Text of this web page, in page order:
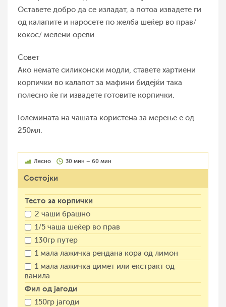
Оставете добро да се изладат, а потоа извадете ги
од калапите и наросете по желба шеќер во прав/
кокос/ мелени ореви.
Совет
Ако немате силиконски модли, ставете хартиени
корпички во калапот за мафини бидејќи така
полесно ќе ги извадете готовите корпички.
Големината на чашата користена за мерење е од
250мл.
Лесно 30 мин – 60 мин
Состојки
Тесто за корпички
2 чаши брашно
1/5 чаша шеќер во прав
130гр путер
1 мала лажичка рендана кора од лимон
1 мала лажичка цимет или екстракт од
ванила
Фил од јагоди
150гр јагоди